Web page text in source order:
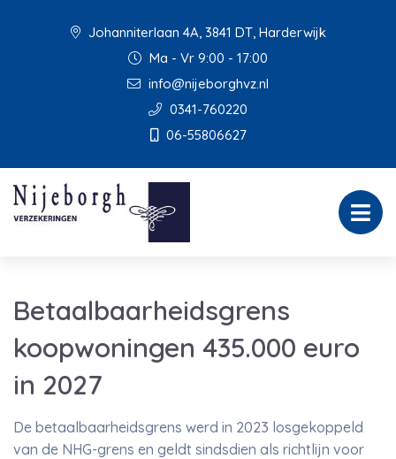
Johanniterlaan 4A, 3841 DT, Harderwijk
Ma - Vr 9:00 - 17:00
info@nijeborghvz.nl
0341-760220
06-55806627
Betaalbaarheidsgrens
koopwoningen 435.000 euro
in 2027
De betaalbaarheidsgrens werd in 2023 losgekoppeld
van de NHG-grens en geldt sindsdien als richtlijn voor